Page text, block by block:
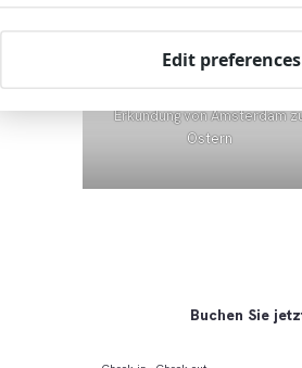
Ideale Lage: Günstig für die
Erkundung von Amsterdam
Ostern
Buchen Sie
Edit preferences